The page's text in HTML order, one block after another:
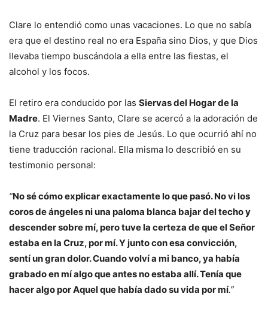
Clare lo entendió como unas vacaciones. Lo que no sabía
era que el destino real no era España sino Dios, y que Dios
llevaba tiempo buscándola a ella entre las fiestas, el
alcohol y los focos.
El retiro era conducido por las Siervas del Hogar de la
Madre. El Viernes Santo, Clare se acercó a la adoración de
la Cruz para besar los pies de Jesús. Lo que ocurrió ahí no
tiene traducción racional. Ella misma lo describió en su
testimonio personal:
“No sé cómo explicar exactamente lo que pasó. No vi los
coros de ángeles ni una paloma blanca bajar del techo y
descender sobre mí, pero tuve la certeza de que el Señor
estaba en la Cruz, por mí. Y junto con esa convicción,
sentí un gran dolor. Cuando volví a mi banco, ya había
grabado en mí algo que antes no estaba allí. Tenía que
hacer algo por Aquel que había dado su vida por mí.”